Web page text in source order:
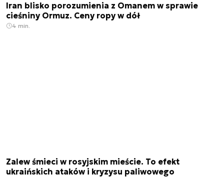
Iran blisko porozumienia z Omanem w sprawie
cieśniny Ormuz. Ceny ropy w dół
4 min.
Zalew śmieci w rosyjskim mieście. To efekt
ukraińskich ataków i kryzysu paliwowego